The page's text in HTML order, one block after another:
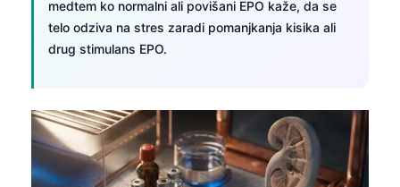
medtem ko normalni ali povišani EPO kaže, da se
telo odziva na stres zaradi pomanjkanja kisika ali
drug stimulans EPO.